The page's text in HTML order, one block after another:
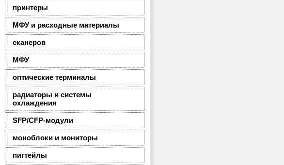
принтеры
МФУ и расходные материалы
сканеров
МФУ
оптические терминалы
радиаторы и системы
охлаждения
SFP/CFP-модули
моноблоки и мониторы
пигтейлы